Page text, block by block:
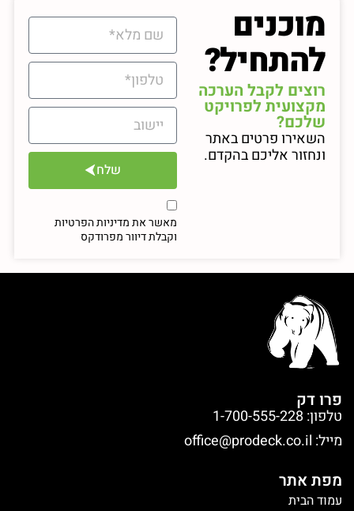
מוכנים
להתחיל?
רוצים לקבל הערכה
מקצועית לפרויקט
שלכם?
השאירו פרטים באתר
ונחזור אליכם בהקדם.
מאשר את מדיניות הפרטיות
וקבלת דיוור מפרודקס
שלח
פרו דק
טלפון: 1-700-555-228
מייל: office@prodeck.co.il
מפת אתר
עמוד הבית